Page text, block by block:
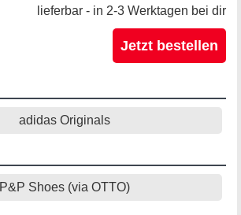
lieferbar - in 2-3 Werktagen bei dir
Jetzt bestellen
adidas Originals
P&P Shoes (via OTTO)